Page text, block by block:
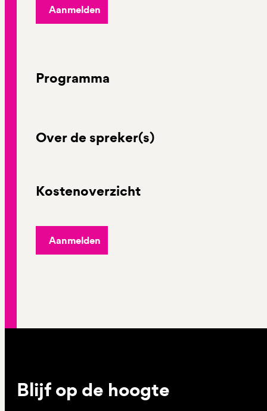
Aanmelden
Programma
Over de spreker(s)
Kostenoverzicht
Aanmelden
Blijf op de hoogte